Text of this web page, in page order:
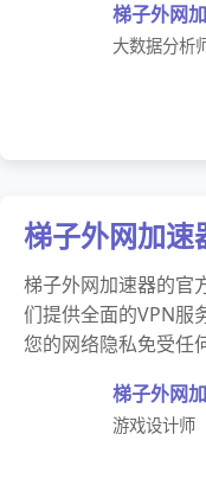
梯子外网
大数据分析
梯子外网加速
梯子外网加速器的官
们提供全面的VPN服
您的网络隐私免受任
梯子外网
游戏设计师